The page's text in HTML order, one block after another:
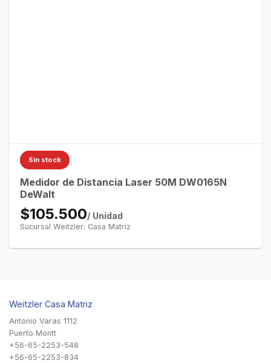
Sin stock
Medidor de Distancia Laser 50M DW0165N
DeWalt
$105.500/ Unidad
Sucursal Weitzler: Casa Matriz
Weitzler Casa Matriz
Antonio Varas 1112
Puerto Montt
+56-65-2253-548
+56-65-2253-834